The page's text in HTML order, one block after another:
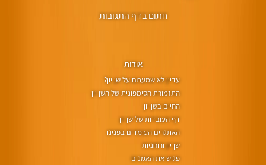
אודות
עדיין לא שמעתם על שן יון?
התזמורת הסימפונית של השן יון
החיים בשן יון
דף העובדות של שן יון
האתגרים העומדים בפנינו
שן יון ורוחניות
פגוש את האמנים
חתום בדף התגובות